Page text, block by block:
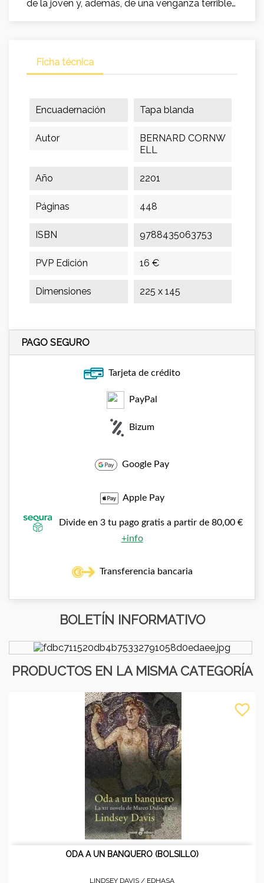
de la joven y, además, de una venganza terrible…
Ficha técnica
Encuadernación Tapa blanda
Autor
BERNARD CORNW
ELL
Año 2201
Páginas 448
ISBN 9788435063753
PVP Edición 16 €
Dimensiones 225 x 145
PAGO SEGURO
Tarjeta de crédito
PayPal
Bizum
Google Pay
Apple Pay
Divide en 3 tu pago gratis a partir de 80,00 €
+info
Transferencia bancaria
BOLETÍN INFORMATIVO
PRODUCTOS EN LA MISMA CATEGORÍA
ODA A UN BANQUERO (BOLSILLO)
LINDSEY DAVIS / EDHASA
favorite_border